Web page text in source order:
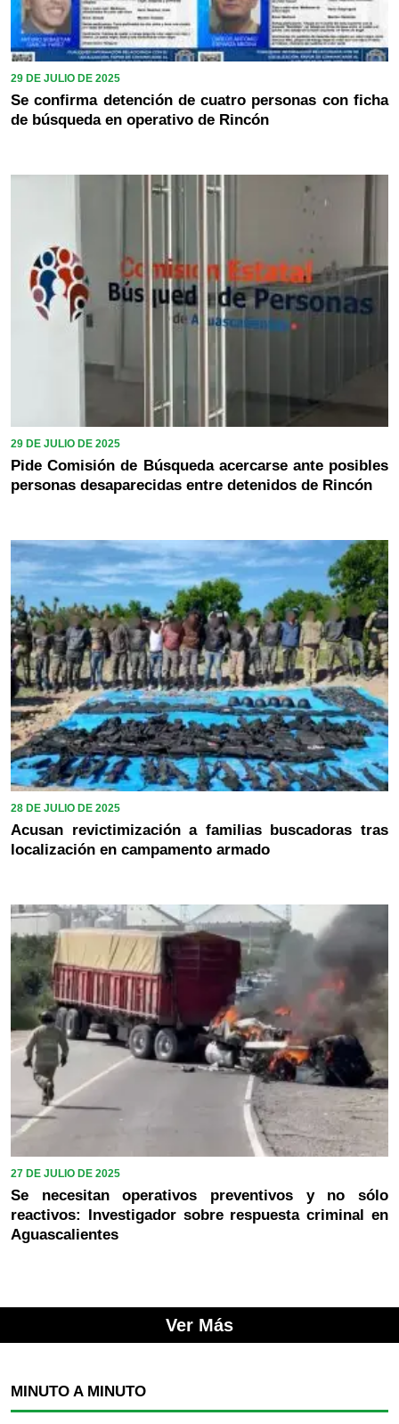
29 DE JULIO DE 2025
Se confirma detención de cuatro personas con ficha
de búsqueda en operativo de Rincón
29 DE JULIO DE 2025
Pide Comisión de Búsqueda acercarse ante posibles
personas desaparecidas entre detenidos de Rincón
28 DE JULIO DE 2025
Acusan revictimización a familias buscadoras tras
localización en campamento armado
27 DE JULIO DE 2025
Se necesitan operativos preventivos y no sólo
reactivos: Investigador sobre respuesta criminal en
Aguascalientes
Ver Más
MINUTO A MINUTO